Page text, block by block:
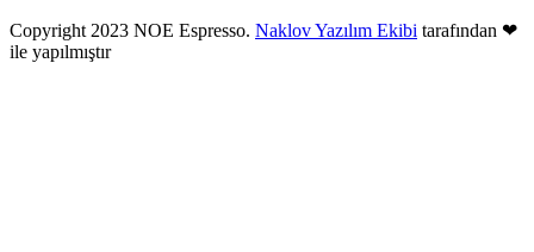
Copyright 2023 NOE Espresso. Naklov Yazılım Ekibi tarafından ❤
ile yapılmıştır